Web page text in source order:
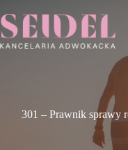
do
treści
301 – Prawnik sprawy